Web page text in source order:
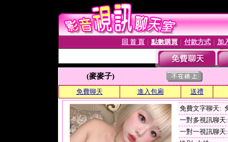
回 首 頁 點數購買│ 付款方式│ 加
(麥麥子)
免費聊天 進入包廂 送禮
免費文字聊天:
一對多視訊聊
一對一視訊聊天